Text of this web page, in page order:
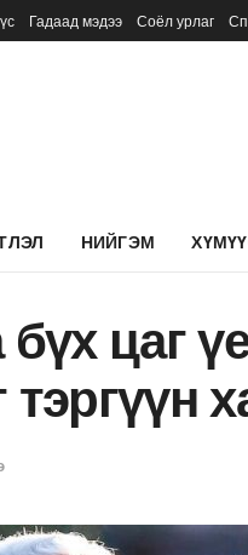
Гадаад мэдээ Соёл урлаг
НИЙГЭМ
цаг